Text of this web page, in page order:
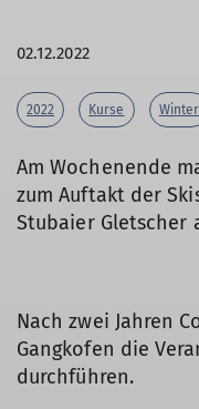
02.12.2022
2022 Kurse Winter
Am Wochenende
zum Auftakt der
Stubaier Gletscher
Nach zwei Jahren
Gangkofen die
durchführen.